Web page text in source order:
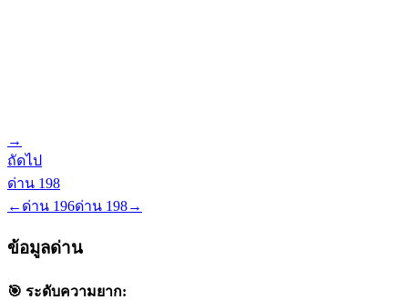
→
ถัดไป
ด่าน 198
← ด่าน 196ด่าน 198→
ข้อมูลด่าน
🎯 ระดับความยาก: